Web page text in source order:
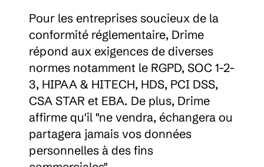
Pour les entreprises soucieux de la
conformité réglementaire, Drime
répond aux exigences de diverses
normes notamment le RGPD, SOC 1-2-
3, HIPAA & HITECH, HDS, PCI DSS,
CSA STAR et EBA. De plus, Drime
affirme qu'il "ne vendra, échangera ou
partagera jamais vos données
personnelles à des fins